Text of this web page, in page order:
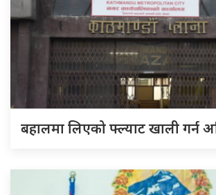
बहालमा लिएको फ्ल्याट खाली गर्न